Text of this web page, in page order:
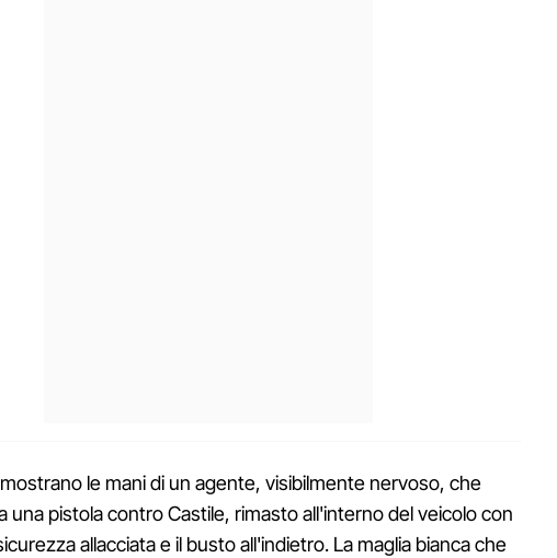
le mani di un agente, visibilmente nervoso, che
una pistola contro Castile, rimasto all'interno del veicolo con
allacciata e il busto all'indietro. La maglia bianca che